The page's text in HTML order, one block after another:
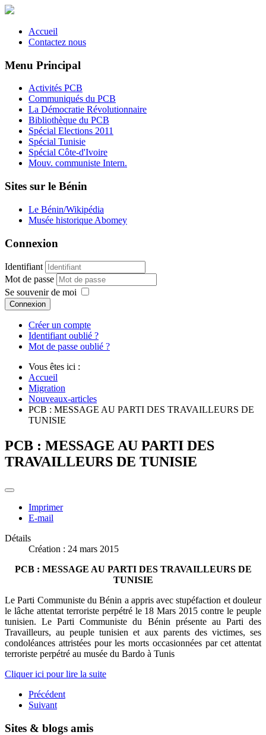
Accueil
Contactez nous
Menu Principal
Activités PCB
Communiqués du PCB
La Démocratie Révolutionnaire
Bibliothèque du PCB
Spécial Elections 2011
Spécial Tunisie
Spécial Côte-d'Ivoire
Mouv. communiste Intern.
Sites sur le Bénin
Le Bénin/Wikipédia
Musée historique Abomey
Connexion
Identifiant
Mot de passe
Se souvenir de moi
Connexion
Créer un compte
Identifiant oublié ?
Mot de passe oublié ?
Vous êtes ici :
Accueil
Migration
Nouveaux-articles
PCB : MESSAGE AU PARTI DES TRAVAILLEURS DE
TUNISIE
PCB : MESSAGE AU PARTI DES
TRAVAILLEURS DE TUNISIE
Imprimer
E-mail
Détails
Création : 24 mars 2015
PCB : MESSAGE AU PARTI DES TRAVAILLEURS DE
TUNISIE
Le Parti Communiste du Bénin a appris avec stupéfaction et douleur
le lâche attentat terroriste perpétré le 18 Mars 2015 contre le peuple
tunisien. Le Parti Communiste du Bénin présente au Parti des
Travailleurs, au peuple tunisien et aux parents des victimes, ses
condoléances attristées pour les morts occasionnées par cet attentat
terroriste perpétré au musée du Bardo à Tunis
Cliquer ici pour lire la suite
Précédent
Suivant
Sites & blogs amis